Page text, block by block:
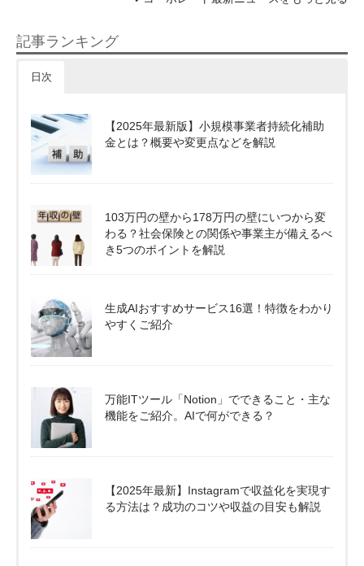
記事ランキング
日次
【2025年最新版】小規模事業者持続化補助
金とは？概要や変更点などを解説
103万円の壁から178万円の壁にいつから変
わる？社会保険との関係や事業主が備えるべ
き5つのポイントを解説
生成AIおすすめサービス16選！特徴をわかり
やすくご紹介
万能ITツール「Notion」でできること・主な
機能をご紹介。AIで何ができる？
【2025年最新】Instagramで収益化を実現す
る方法は？成功のコツや収益の目安も解説